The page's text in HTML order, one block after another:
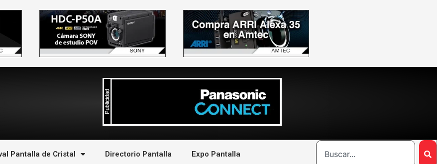
Pantalla de Cristal Directorio Pantalla Expo Pantalla